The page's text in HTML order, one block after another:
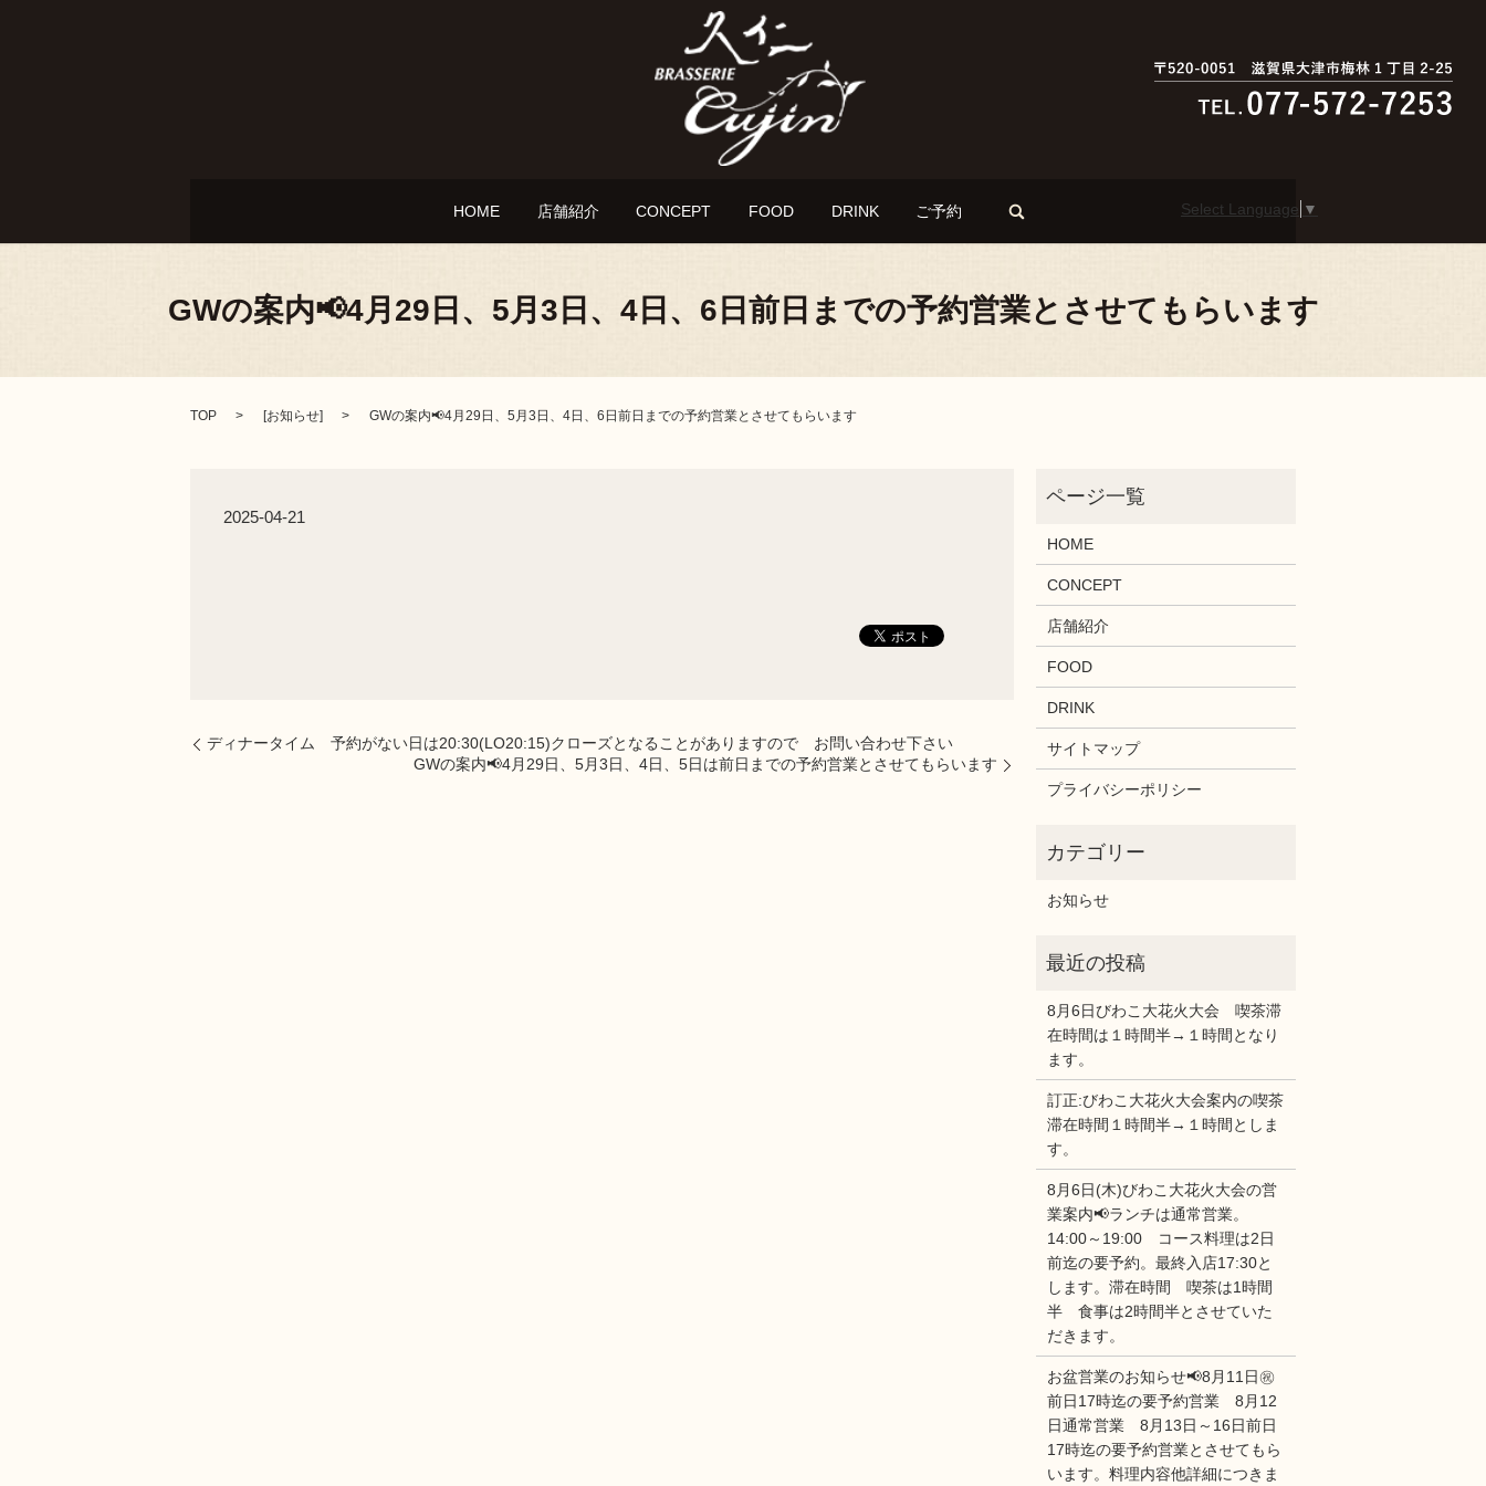
Select Language ▼
HOME 店舗紹介 CONCEPT FOOD DRINK ご予約
GWの案内📢4月29日、5月3日、4日、6日前日までの予約営業とさせてもらいます
TOP [お知らせ] GWの案内📢4月29日、5月3日、4日、6日前日までの予約営業とさせてもらいます
2025-04-21
ディナータイム 予約がない日は20:30(LO20:15)クローズとなることがありますので お問い合わせ下さい
GWの案内📢4月29日、5月3日、4日、5日は前日までの予約営業とさせてもらいます
HOME
CONCEPT
店舗紹介
FOOD
DRINK
サイトマップ
プライバシーポリシー
お知らせ
8月6日びわこ大花火大会 喫茶滞
在時間は１時間半→１時間となり
ます。
訂正:びわこ大花火大会案内の喫茶
滞在時間１時間半→１時間としま
す。
8月6日(木)びわこ大花火大会の営
業案内📢ランチは通常営業。
14:00～19:00 コース料理は2日
前迄の要予約。最終入店17:30と
します。滞在時間 喫茶は1時間
半 食事は2時間半とさせていた
だきます。
お盆営業のお知らせ📢8月11日㊗
前日17時迄の要予約営業 8月12
日通常営業 8月13日～16日前日
17時迄の要予約営業とさせてもら
います。料理内容他詳細につきま